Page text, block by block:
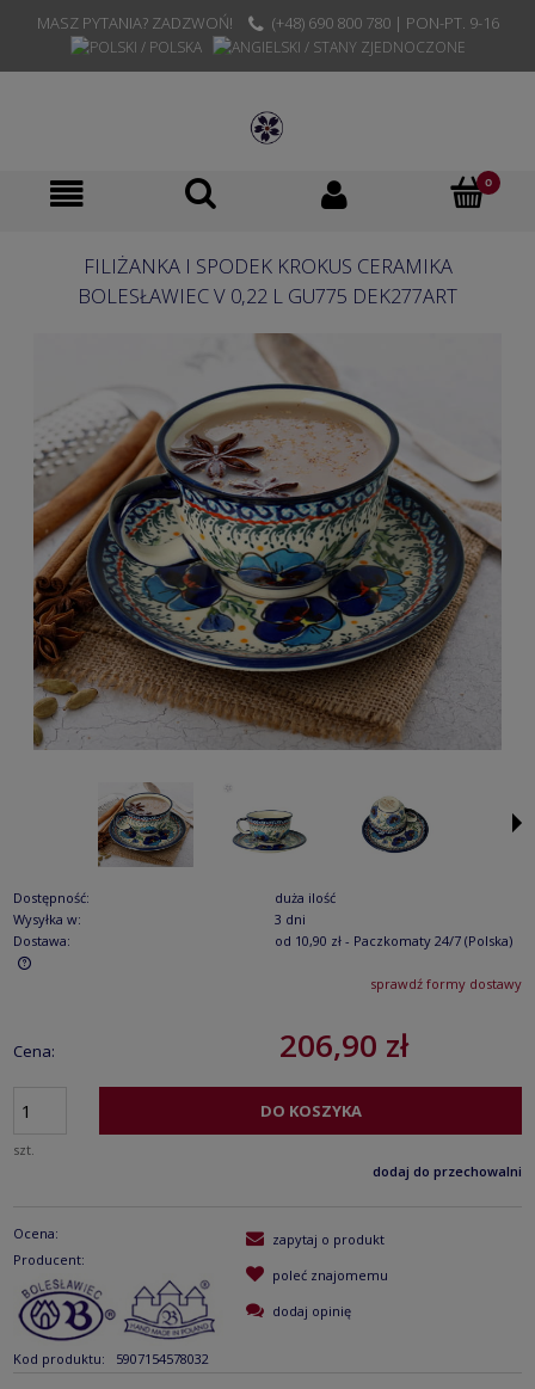
MASZ PYTANIA? ZADZWOŃ! (+48) 690 800 780 | PON-PT. 9-16
FILIŻANKA I SPODEK KROKUS CERAMIKA
BOLESŁAWIEC V 0,22 L GU775 DEK277ART
Dostępność:
duża ilość
Wysyłka w:
3 dni
Dostawa:
od 10,90 zł - Paczkomaty 24/7 (Polska)
Cena nie zawiera ewentualnych kosztów płatnościsprawdź formy dostawy
Cena: 206,90 zł
szt.
DO KOSZYKA
dodaj do przechowalni
Ocena:
Producent:
Kod produktu: 5907154578032
zapytaj o produkt
poleć znajomemu
dodaj opinię